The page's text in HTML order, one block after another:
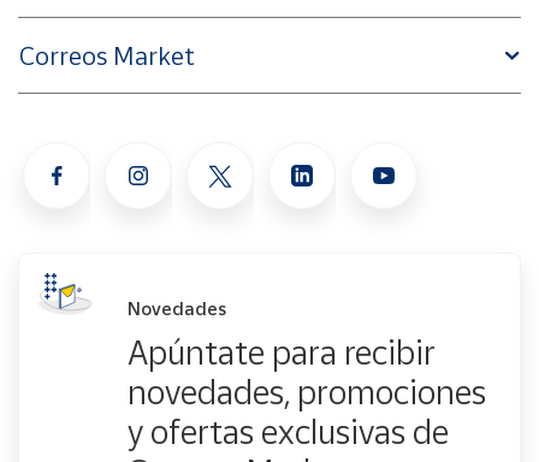
Correos Market
Novedades
Apúntate para recibir
novedades, promociones
y ofertas exclusivas de